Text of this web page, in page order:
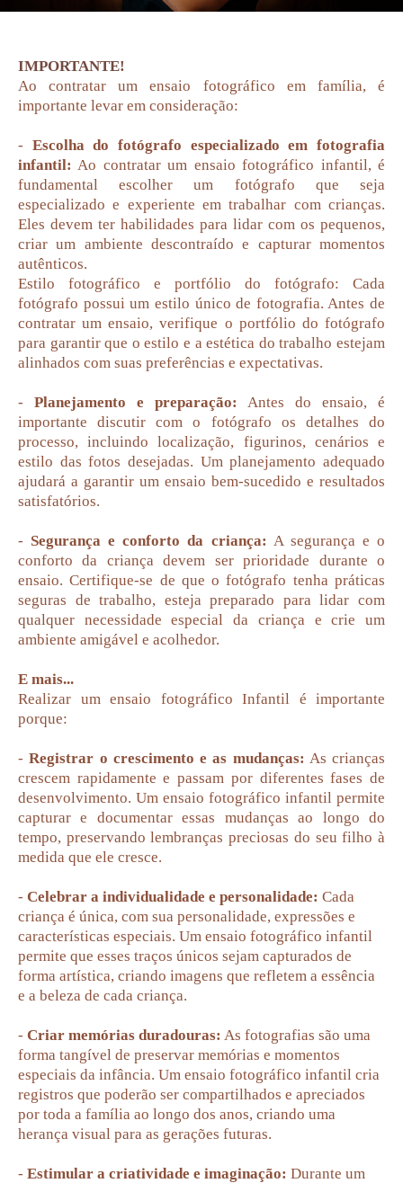
IMPORTANTE!
Ao contratar um ensaio fotográfico em família, é
importante levar em consideração:
- Escolha do fotógrafo especializado em fotografia
infantil: Ao contratar um ensaio fotográfico infantil, é
fundamental escolher um fotógrafo que seja
especializado e experiente em trabalhar com crianças.
Eles devem ter habilidades para lidar com os pequenos,
criar um ambiente descontraído e capturar momentos
autênticos.
Estilo fotográfico e portfólio do fotógrafo: Cada
fotógrafo possui um estilo único de fotografia. Antes de
contratar um ensaio, verifique o portfólio do fotógrafo
para garantir que o estilo e a estética do trabalho estejam
alinhados com suas preferências e expectativas.
- Planejamento e preparação:
Antes do ensaio, é
importante discutir com o fotógrafo os detalhes do
processo, incluindo localização, figurinos, cenários e
estilo das fotos desejadas. Um planejamento adequado
ajudará a garantir um ensaio bem-sucedido e resultados
satisfatórios.
- Segurança e conforto da criança: A segurança e o
conforto da criança devem ser prioridade durante o
ensaio. Certifique-se de que o fotógrafo tenha práticas
seguras de trabalho, esteja preparado para lidar com
qualquer necessidade especial da criança e crie um
ambiente amigável e acolhedor.
E mais...
Realizar um ensaio fotográfico Infantil é importante
porque:
-Registrar o crescimento e as mudanças: As crianças
crescem rapidamente e passam por diferentes fases de
desenvolvimento. Um ensaio fotográfico infantil permite
capturar e documentar essas mudanças ao longo do
tempo, preservando lembranças preciosas do seu filho à
medida que ele cresce.
- Celebrar a individualidade e personalidade: Cada
criança é única, com sua personalidade, expressões e
características especiais. Um ensaio fotográfico infantil
permite que esses traços únicos sejam capturados de
forma artística, criando imagens que refletem a essência
e a beleza de cada criança.
- Criar memórias duradouras: As fotografias são uma
forma tangível de preservar memórias e momentos
especiais da infância. Um ensaio fotográfico infantil cria
registros que poderão ser compartilhados e apreciados
por toda a família ao longo dos anos, criando uma
herança visual para as gerações futuras.
- Estimular a criatividade e imaginação: Durante um